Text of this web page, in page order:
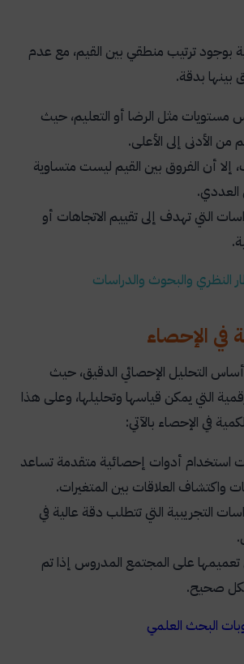
بوجود ترتيب منطقي بين القيم، مع عدم
بينها بدقة.
مستويات مثل الرضا أو التعليم، حيث
من الأدنى إلى الأعلى.
إلا أن الفروق بين القيم ليست متساوية
العددي.
التي تهدف إلى تقييم الاتجاهات أو
النظري والبحوث والدراسات
في الإحصاء
أساس التحليل الإحصائي الدقيق، حيث
التي يمكن قياسها وتحليلها، وعلى هذا
في الإحصاء بالآتي:
استخدام أدوات إحصائية متقدمة تساعد
واكتشاف العلاقات بين المتغيرات.
التجريبية التي تتطلب دقة عالية في
تعميمها على المجتمع المدروس إذا تم
صحيح.
البحث العلمي